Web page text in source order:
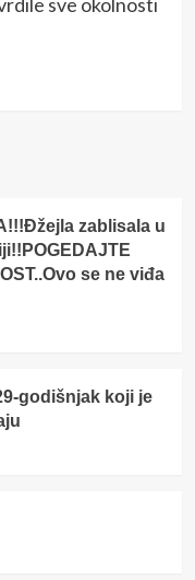
zablisala u
se ne viđa
godišnjak koji je